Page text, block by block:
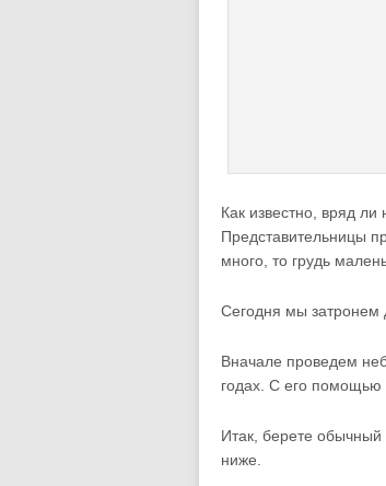
Как известно, вряд
Представительницы
много, то грудь
Сегодня мы затронем
Вначале проведем
годах. С его помощью
Итак, берете обычный
ниже.